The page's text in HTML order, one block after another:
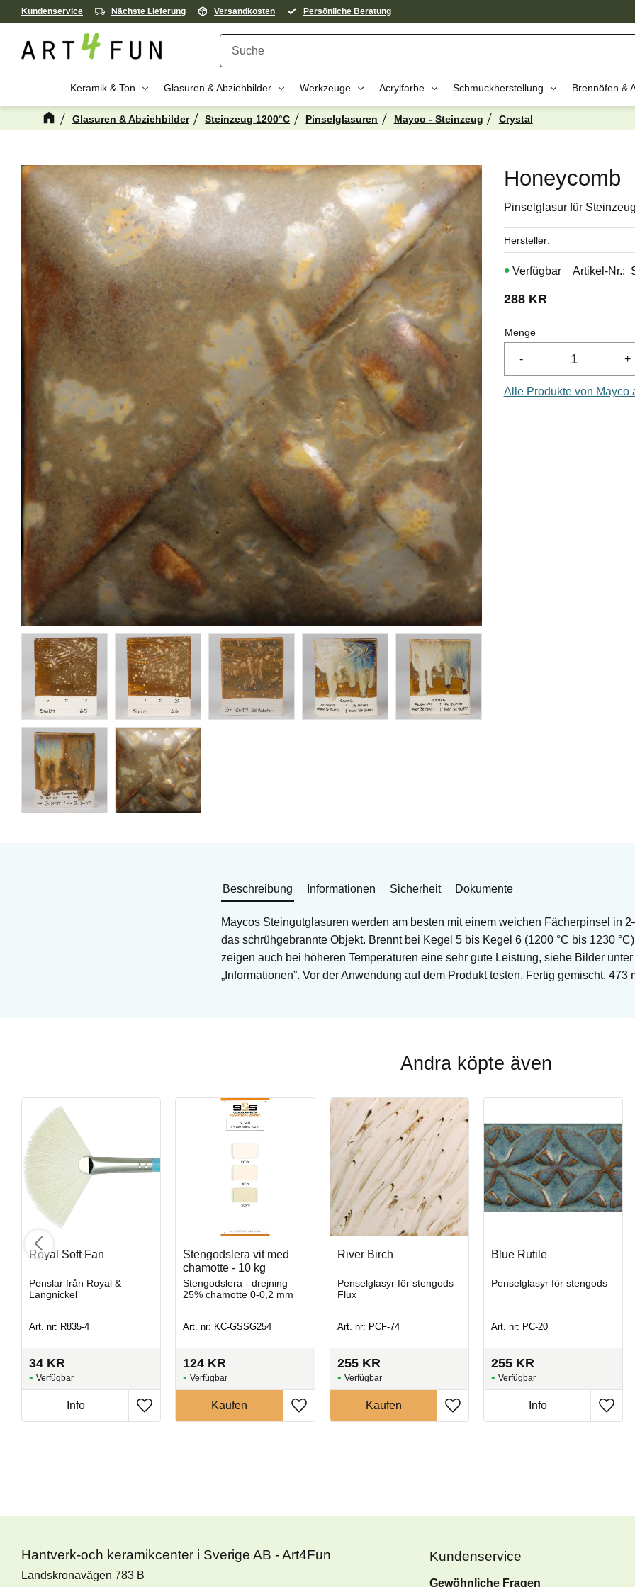
Kundenservice Nächste Lieferung Versandkosten Persönliche Beratung
Keramik & Ton Glasuren & Abziehbilder Werkzeuge Acrylfarbe Schmuckherstellung Brennöfen &
Glasuren & Abziehbilder Steinzeug 1200°C Pinselglasuren Mayco - Steinzeug Crystal
Kanske någon av dessa produkter kan intressera
Mayco Light Flux
Penselglasyr för stengods
Art. nr: SW-401
Honeycomb
Pinselglasur für Steinzeug
288KR
Menge
+
-
Artikel-Nr.
Hersteller
Alle Produkte von Mayco
Beschreibung Informationen Sicherheit Dokumente
Maycos Steingutglasuren werden am besten mit einem weichen Fächerpinsel in
das schrühgebrannte Objekt. Brennt bei Kegel 5 bis Kegel 6 (1200 °C bis 1230
zeigen auch bei höheren Temperaturen eine sehr gute Leistung, siehe Bilder
„Informationen”. Vor der Anwendung auf dem Produkt testen. Fertig gemischt. 473
Andra köpte även
Royal Soft Fan
Penslar från Royal &
Langnickel
Art. nr: R835-4
34 KR
Stengodslera vit med
chamotte - 10 kg
Stengodslera - drejning
25% chamotte 0-0,2 mm
Art. nr: KC-GSSG254
124 KR
River Birch
Penselglasyr för stengods
Flux
Art. nr: PCF-74
255 KR
Blue Rutile
Penselglasyr för stengods
Art. nr: PC-20
255 KR
Hantverk-och keramikcenter i Sverige AB - Art4Fun
Landskronavägen 783 B
Kundenservice
Gewöhnliche Fragen